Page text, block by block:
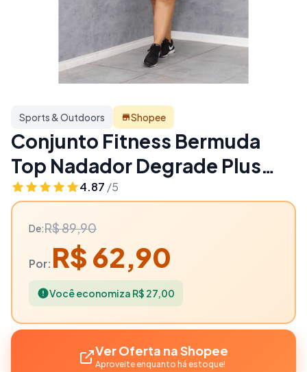
Sports & Outdoors Shopee
Conjunto Fitness Bermuda
Top Nadador Degrade Plus
Size - 30% OFF | Sports &
Outdoors
4.87 /5
De:R$ 89,90
Por: R$ 62,90
Você economiza R$ 27,00
Ver Oferta na Shopee
Aproveite enquanto há estoque!